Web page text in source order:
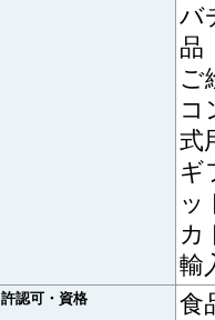
バ
品
ご
コ
式
ギ
ッ
カ
輸
許認可・資格
食